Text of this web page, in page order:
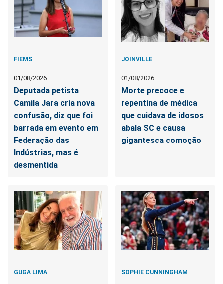
FIEMS
01/08/2026
Deputada petista
Camila Jara cria nova
confusão, diz que foi
barrada em evento em
Federação das
Indústrias, mas é
desmentida
JOINVILLE
01/08/2026
Morte precoce e
repentina de médica
que cuidava de idosos
abala SC e causa
gigantesca comoção
GUGA LIMA SOPHIE CUNNINGHAM